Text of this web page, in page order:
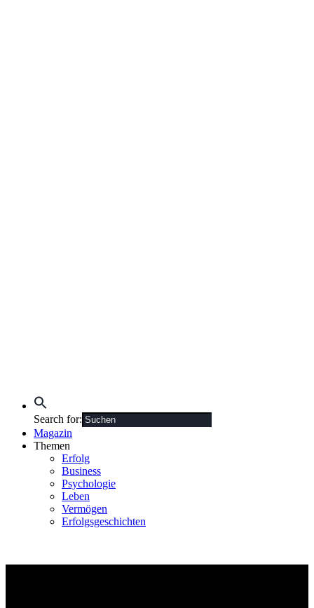
Search for:
Magazin
Themen
Erfolg
Business
Psychologie
Leben
Vermögen
Erfolgsgeschichten